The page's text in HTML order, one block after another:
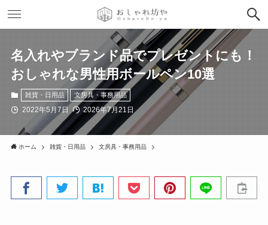
名入れやブランド品でプレゼントにも！
おしゃれな男性用ボールペン10選
雑貨・日用品 文房具・事務用品
2022年5月7日 2026年7月21日
ホーム 雑貨・日用品 文房具・事務用品